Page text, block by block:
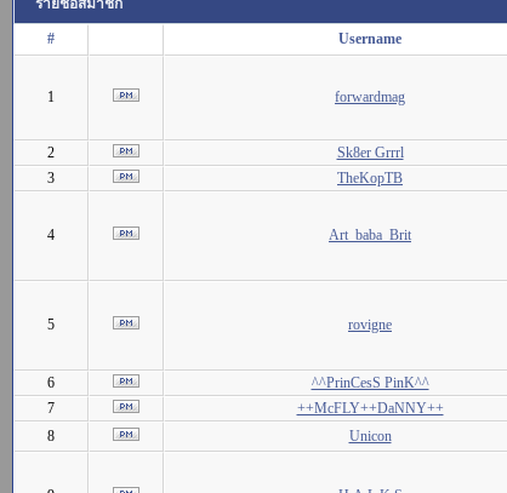
รายชื่อสมาชิก
# Username
1 forwardmag
2 Sk8er Grrrl
3
TheKopTB
4 Art_baba_Brit
5 rovigne
6 ^^PrinCesS PinK^^
7
++McFLY++DaNNY++
8
Unicon